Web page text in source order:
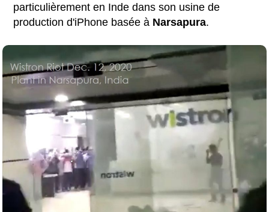
particulièrement en Inde dans son usine de
production d'iPhone basée à Narsapura.